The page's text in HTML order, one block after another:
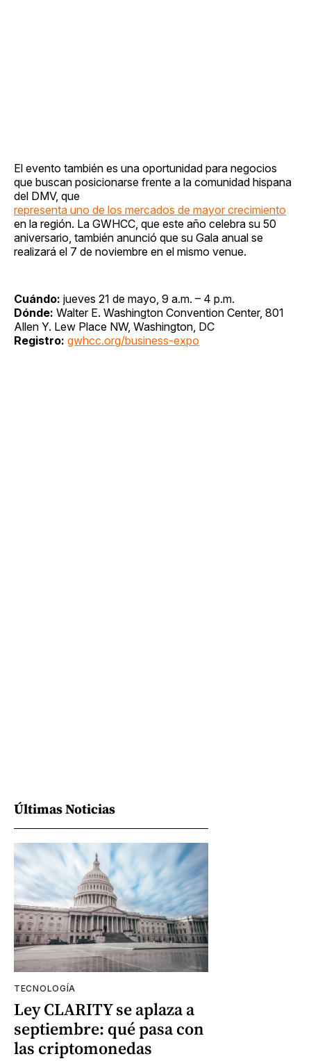
El evento también es una oportunidad para negocios
que buscan posicionarse frente a la comunidad hispana
del DMV, que
representa uno de los mercados de mayor crecimiento
en la región. La GWHCC, que este año celebra su 50
aniversario, también anunció que su Gala anual se
realizará el 7 de noviembre en el mismo venue.
Cuándo: jueves 21 de mayo, 9 a.m. – 4 p.m.
Dónde: Walter E. Washington Convention Center, 801
Allen Y. Lew Place NW, Washington, DC
Registro: gwhcc.org/business-expo
Últimas Noticias
TECNOLOGÍA
Ley CLARITY se aplaza a
septiembre: qué pasa con
las criptomonedas